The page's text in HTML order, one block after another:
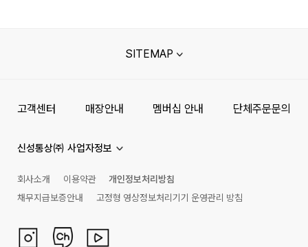
SITEMAP
고객센터 매장안내 멤버십 안내 단체주문문의
신성통상㈜ 사업자정보
회사소개 이용약관
개인정보처리방침
채무지급보증안내
고정형 영상정보처리기기 운영관리 방침